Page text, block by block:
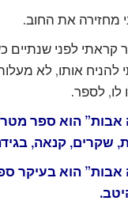
מחזירה את החוב.
לפני שנתיים
להניח אותו, לא
לו, לספר.
הוא ספר
שקרים, קנאה,
הוא בעיקר